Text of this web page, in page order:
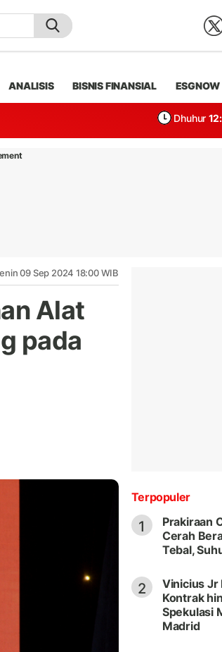
ANALISIS BISNIS FINANSIAL ESGNOW
Dhuhur
09 Sep 2024 18:00 WIB
Alat
pada
Terpopuler
1
Prakiraan
Cerah
Tebal,
2
Vinicius Jr
Kontrak
Spekulasi
Madrid